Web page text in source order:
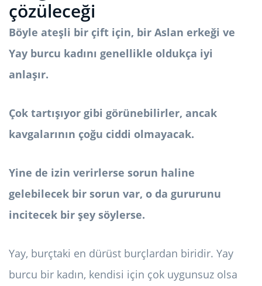
çözüleceği
Böyle ateşli bir çift için, bir Aslan erkeği ve
Yay burcu kadını genellikle oldukça iyi
anlaşır.
Çok tartışıyor gibi görünebilirler, ancak
kavgalarının çoğu ciddi olmayacak.
Yine de izin verirlerse sorun haline
gelebilecek bir sorun var, o da gururunu
incitecek bir şey söylerse.
Yay, burçtaki en dürüst burçlardan biridir. Yay
burcu bir kadın, kendisi için çok uygunsuz olsa